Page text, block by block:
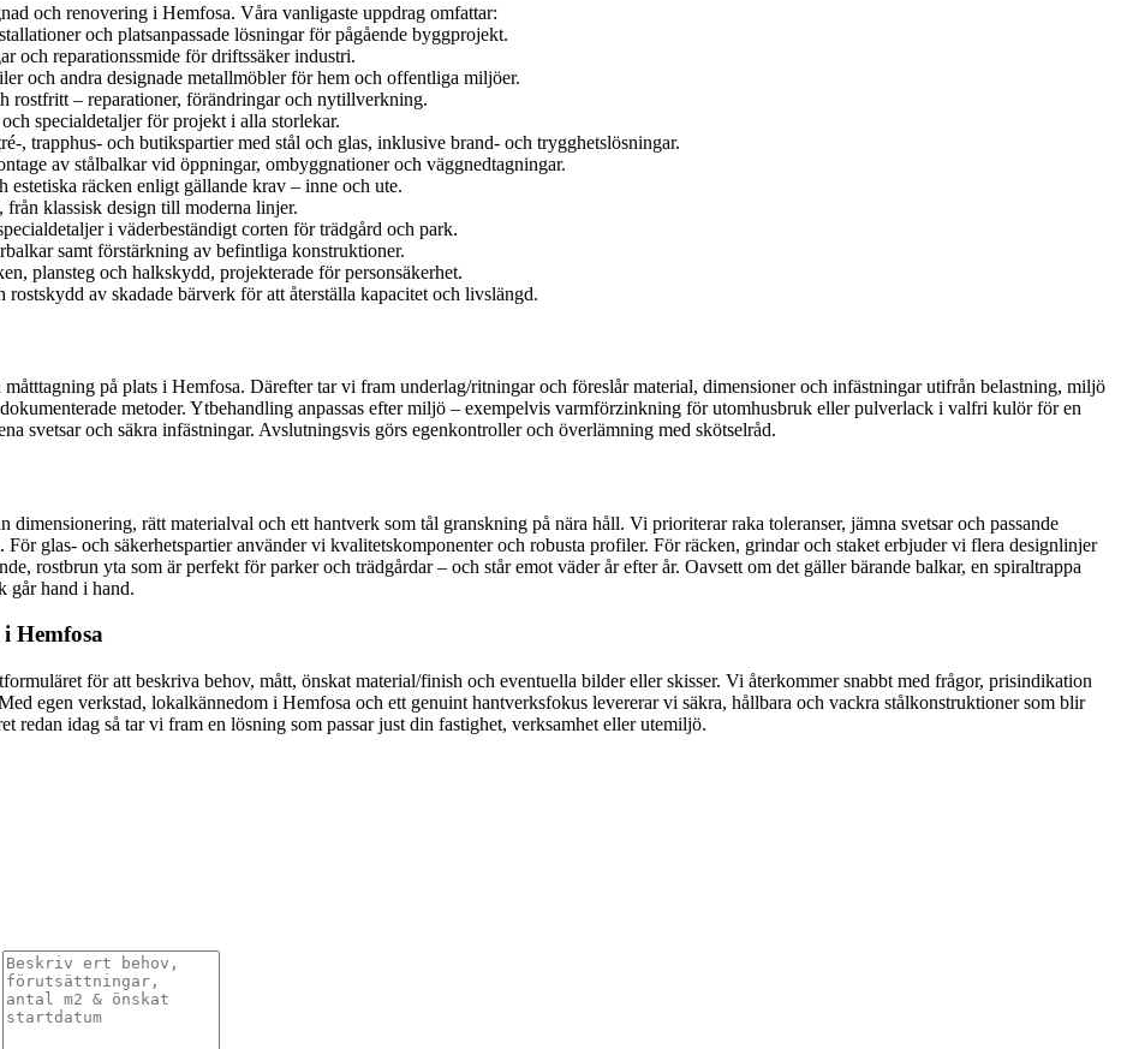
och renovering i Hemfosa. Våra vanligaste uppdrag omfattar:
och platsanpassade lösningar för pågående byggprojekt.
och reparationssmide för driftssäker industri.
och andra designade metallmöbler för hem och offentliga miljöer.
– reparationer, förändringar och nytillverkning.
specialdetaljer för projekt i alla storlekar.
, trapphus- och butikspartier med stål och glas, inklusive brand- och trygghetslösningar.
av stålbalkar vid öppningar, ombyggnationer och väggnedtagningar.
estetiska räcken enligt gällande krav – inne och ute.
klassisk design till moderna linjer.
i väderbeständigt corten för trädgård och park.
samt förstärkning av befintliga konstruktioner.
plansteg och halkskydd, projekterade för personsäkerhet.
av skadade bärverk för att återställa kapacitet och livslängd.
på plats i Hemfosa. Därefter tar vi fram underlag/ritningar och föreslår material, dimensioner och infästningar utifrån belastning, miljö
metoder. Ytbehandling anpassas efter miljö – exempelvis varmförzinkning för utomhusbruk eller pulverlack i valfri kulör för en
svetsar och säkra infästningar. Avslutningsvis görs egenkontroller och överlämning med skötselråd.
rätt materialval och ett hantverk som tål granskning på nära håll. Vi prioriterar raka toleranser, jämna svetsar och passande
glas- och säkerhetspartier använder vi kvalitetskomponenter och robusta profiler. För räcken, grindar och staket erbjuder vi flera designlinjer
rostbrun yta som är perfekt för parker och trädgårdar – och står emot väder år efter år. Oavsett om det gäller bärande balkar, en spiraltrappa
går hand i hand.
Hemfosa
för att beskriva behov, mått, önskat material/finish och eventuella bilder eller skisser. Vi återkommer snabbt med frågor, prisindikation
egen verkstad, lokalkännedom i Hemfosa och ett genuint hantverksfokus levererar vi säkra, hållbara och vackra stålkonstruktioner som blir
idag så tar vi fram en lösning som passar just din fastighet, verksamhet eller utemiljö.